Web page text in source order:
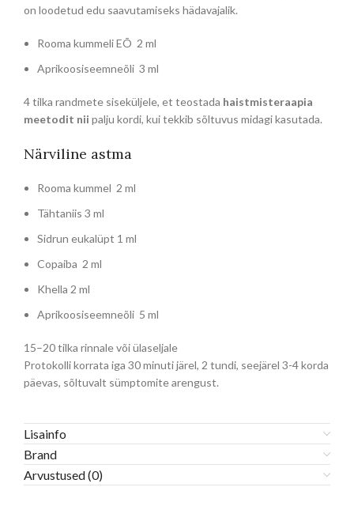
on loodetud edu saavutamiseks hädavajalik.
Rooma kummeli EÕ 2 ml
Aprikoosiseemneõli 3 ml
4 tilka randmete siseküljele, et teostada haistmisteraapia
meetodit nii palju kordi, kui tekkib sõltuvus midagi kasutada.
Närviline astma
Rooma kummel 2 ml
Tähtaniis 3 ml
Sidrun eukalüpt 1 ml
Copaiba 2 ml
Khella 2 ml
Aprikoosiseemneõli 5 ml
15–20 tilka rinnale või ülaseljale
Protokolli korrata iga 30 minuti järel, 2 tundi, seejärel 3-4 korda
päevas, sõltuvalt sümptomite arengust.
Lisainfo
Brand
Arvustused (0)